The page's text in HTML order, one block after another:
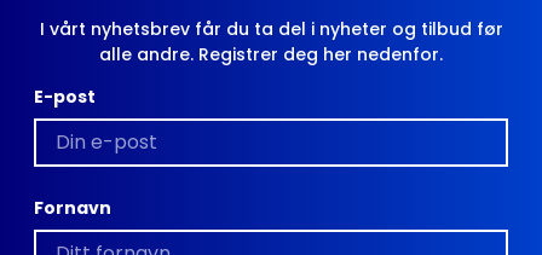
I vårt nyhetsbrev får du ta del i nyheter og tilbud før
alle andre. Registrer deg her nedenfor.
E-post
Fornavn